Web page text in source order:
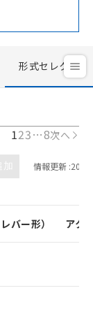
形式セレクタ
123…8次へ
情報更新 :
バー形） アク